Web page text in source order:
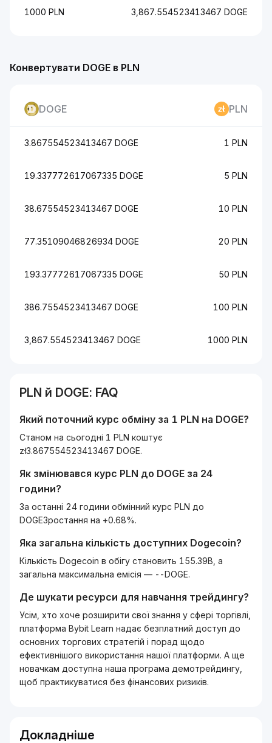
Конвертувати DOGE в PLN
DOGE PLN
3.867554523413467 DOGE 1 PLN
19.337772617067335 DOGE 5 PLN
38.67554523413467 DOGE 10 PLN
77.35109046826934 DOGE 20 PLN
193.37772617067335 DOGE 50 PLN
386.7554523413467 DOGE 100 PLN
3,867.554523413467 DOGE 1000 PLN
1000 PLN 3,867.554523413467 DOGE
PLN й DOGE: FAQ
Який поточний курс обміну за 1 PLN на DOGE?
Станом на сьогодні 1 PLN коштує
zł3.867554523413467 DOGE.
Як змінювався курс PLN до DOGE за 24
години?
За останні 24 години обмінний курс PLN до
DOGEЗростання на +0.68%.
Яка загальна кількість доступних Dogecoin?
Кількість Dogecoin в обігу становить 155.39B, а
загальна максимальна емісія — --DOGE.
Де шукати ресурси для навчання трейдингу?
Усім, хто хоче розширити свої знання у сфері торгівлі,
платформа Bybit Learn надає безплатний доступ до
основних торгових стратегій і порад щодо
ефективнішого використання нашої платформи. А ще
новачкам доступна наша програма демотрейдингу,
щоб практикуватися без фінансових ризиків.
Докладніше